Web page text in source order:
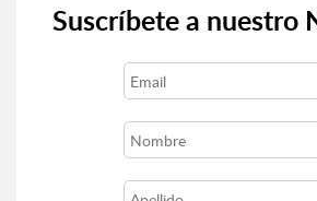
Suscríbete a nuestro